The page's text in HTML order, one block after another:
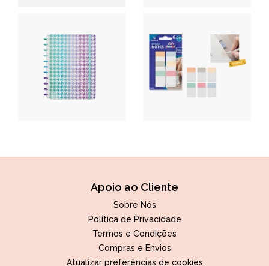
Apoio ao Cliente
Sobre Nós
Política de Privacidade
Termos e Condições
Compras e Envios
Atualizar preferências de cookies